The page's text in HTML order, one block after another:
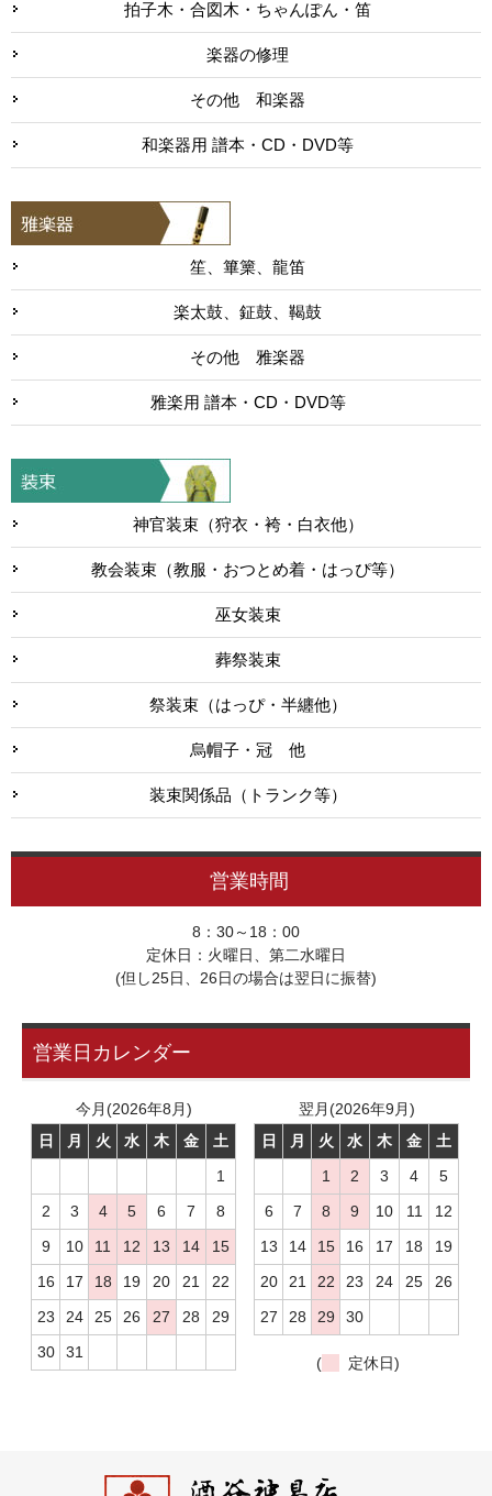
拍子木・合図木・ちゃんぽん・笛
楽器の修理
その他 和楽器
和楽器用 譜本・CD・DVD等
笙、篳篥、龍笛
楽太鼓、鉦鼓、鞨鼓
その他 雅楽器
雅楽用 譜本・CD・DVD等
神官装束（狩衣・袴・白衣他）
教会装束（教服・おつとめ着・はっぴ等）
巫女装束
葬祭装束
祭装束（はっぴ・半纏他）
烏帽子・冠 他
装束関係品（トランク等）
営業時間
8：30～18：00
定休日：火曜日、第二水曜日
(但し25日、26日の場合は翌日に振替)
営業日カレンダー
今月(2026年8月)
日
月 火 水 木 金
土
1
2
3 4 5 6 7
8
9
10 11 12 13 14
15
16
17 18 19 20 21
22
23
24 25 26 27 28
29
30
31
翌月(2026年9月)
日
月 火 水 木 金
土
1
2 3 4
5
6
7 8 9 10 11
12
13
14 15 16 17 18
19
20
21 22 23 24 25
26
27
28 29 30
( 定休日)